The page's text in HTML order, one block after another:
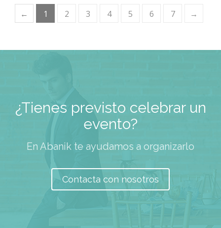
← 1 2 3 4 5 6 7 →
¿Tienes previsto celebrar un
evento?
En Abanik te ayudamos a organizarlo
Contacta con nosotros